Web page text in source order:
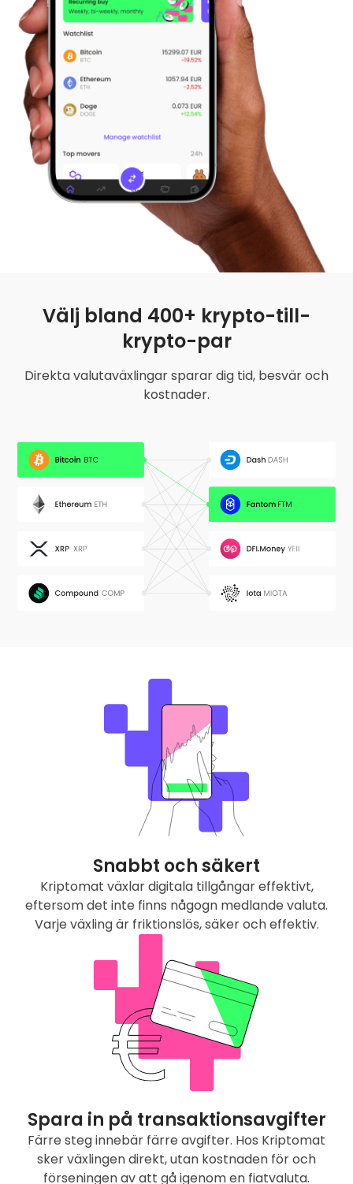
Hitta din kryptostrategi
KriptoEarn
Få belöningar på din krypto
Valv
Spara krypto inför din framtid
Återkommande köp
Regelbundet schemalagda investeringar (DCA)
Prisalarm
Prisuppdateringar i realtid för dina favoritmynt
Upptäck investeringsmöjligheter
Välj bland 400+ krypto-till-
krypto-par
Direkta valutaväxlingar sparar dig tid, besvär och
kostnader.
Snabbt och säkert
Kriptomat växlar digitala tillgångar effektivt,
eftersom det inte finns någogn medlande valuta.
Varje växling är friktionslös, säker och effektiv.
Spara in på transaktionsavgifter
Färre steg innebär färre avgifter. Hos Kriptomat
sker växlingen direkt, utan kostnaden för och
förseningen av att gå igenom en fiatvaluta.